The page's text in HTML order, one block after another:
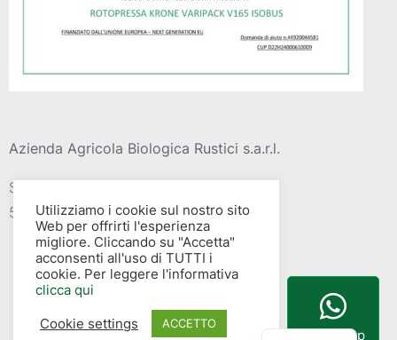
Azienda Agricola Biologica Rustici s.a.r.l.
Strada vic. Della barca del grazi, 4
58015 – Albinia (GR)
Utilizziamo i cookie sul nostro sito
Web per offrirti l'esperienza
migliore. Cliccando su "Accetta"
acconsenti all'uso di TUTTI i
cookie. Per leggere l'informativa
clicca qui
Cookie settings
ACCETTO
WhatsApp
English